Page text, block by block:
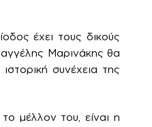
έχει τους δικούς
Μαρινάκης θα
συνέχεια της
μέλλον του, είναι η